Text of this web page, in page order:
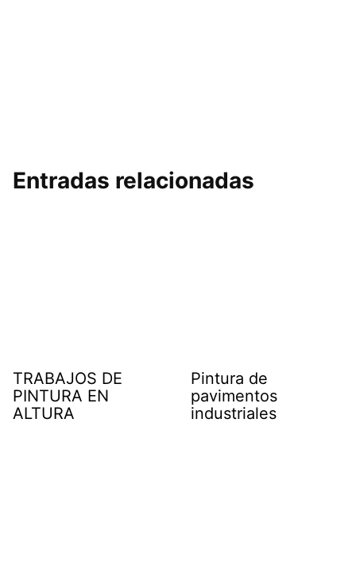
Entradas relacionadas
TRABAJOS DE
PINTURA EN
ALTURA
Pintura de
pavimentos
industriales